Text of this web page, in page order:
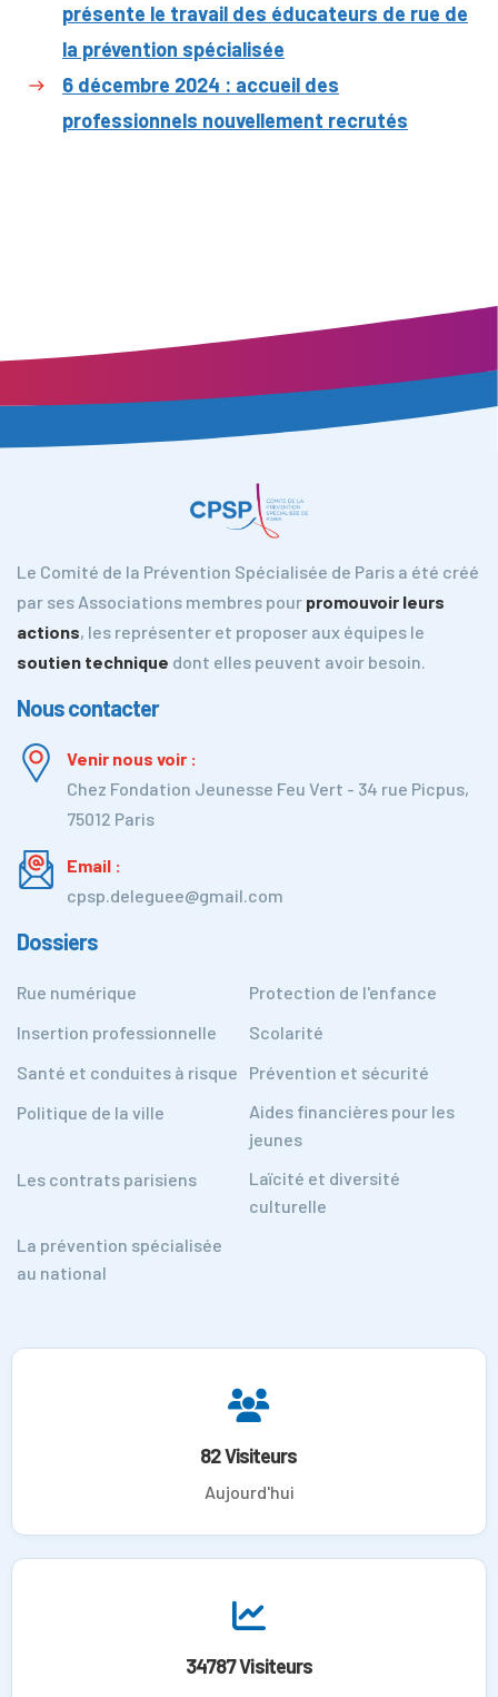
présente le travail des éducateurs de rue de
la prévention spécialisée
6 décembre 2024 : accueil des
professionnels nouvellement recrutés
Le Comité de la Prévention Spécialisée de Paris a été créé
par ses Associations membres pour promouvoir leurs
actions, les représenter et proposer aux équipes le
soutien technique dont elles peuvent avoir besoin.
Nous contacter
Venir nous voir :
Chez Fondation Jeunesse Feu Vert - 34 rue Picpus,
75012 Paris
Email :
cpsp.deleguee@gmail.com
Dossiers
Rue numérique
Protection de l'enfance
Insertion professionnelle
Scolarité
Santé et conduites à risque
Prévention et sécurité
Politique de la ville
Aides financières pour les
jeunes
Les contrats parisiens
Laïcité et diversité
culturelle
La prévention spécialisée
au national
82 Visiteurs
Aujourd'hui
34787 Visiteurs